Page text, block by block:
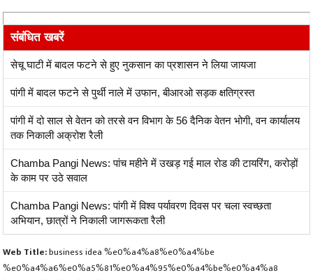
संबंधित खबरें
सेचू घाटी में बादल फटने से हुए नुकसान का प्रशासन ने लिया जायजा
पांगी में बादल फटने से पुर्थी नाले में उफान, बीआरओ सड़क क्षतिग्रस्त
पांगी में दो साल से वेतन को तरसे वन विभाग के 56 दैनिक वेतन भोगी, वन कार्यालय
तक निकाली अक्रोश रैली
Chamba Pangi News: पांच महीने में उखड़ गई माल रोड की टायरिंग, करोड़ों
के काम पर उठे सवाल
Chamba Pangi News: पांगी में विश्व पर्यावरण दिवस पर चला स्वच्छता
अभियान, छात्रों ने निकाली जागरूकता रैली
Web Title:business idea %e0%a4%a8%e0%a4%be
%e0%a4%a6%e0%a5%81%e0%a4%95%e0%a4%be%e0%a4%a8